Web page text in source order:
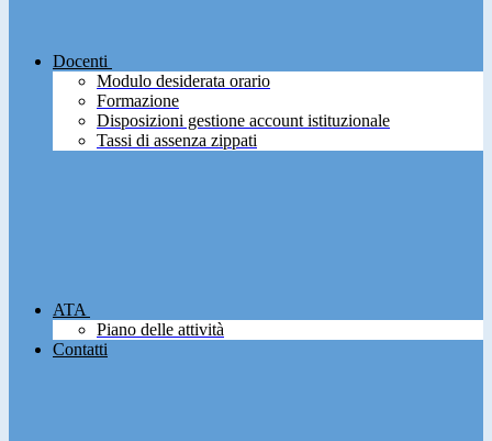
Docenti
Modulo desiderata orario
Formazione
Disposizioni gestione account istituzionale
Tassi di assenza zippati
ATA
Piano delle attività
Contatti